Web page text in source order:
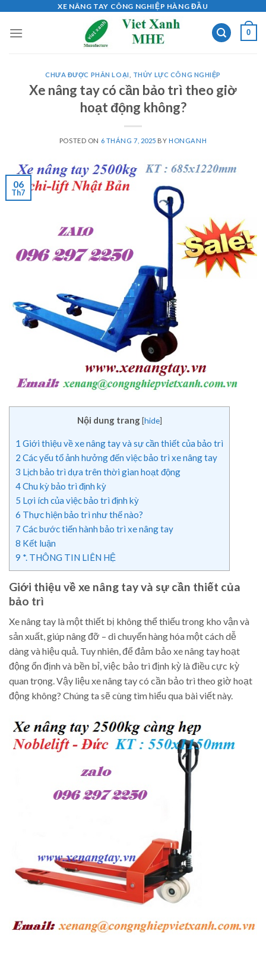
content
XE NÂNG TAY CÔNG NGHIỆP HÀNG ĐẦU
0
CHƯA ĐƯỢC PHÂN LOẠI THỦY LỰC CÔNG NGHIỆP
Xe nâng tay có cần bảo trì theo giờ
hoạt động không?
POSTED ON 6 THÁNG 7, 2025 BYHONGANH
06
Th7
Nội dung trang [hide]
1 Giới thiệu về xe nâng tay và sự cần thiết của bảo trì
2 Các yếu tố ảnh hưởng đến việc bảo trì xe nâng tay
3 Lịch bảo trì dựa trên thời gian hoạt động
4Chu kỳ bảo trì định kỳ
5 Lợi ích của việc bảo trì định kỳ
6 Thực hiện bảo trì như thế nào?
7 Các bước tiến hành bảo trì xe nâng tay
8 Kết luận
9 *. THÔNG TIN LIÊN HỆ
Giới thiệu về xe nâng tay và sự cần thiết của
bảo trì
Xe nâng tay là một thiết bị không thể thiếu trong kho vận và
sản xuất, giúp nâng đỡ – di chuyển hàng hóa một cách dễ
dàng và hiệu quả. Tuy nhiên, để đảm bảo xe nâng tay hoạt
động ổn định và bền bỉ, việc bảo trì định kỳ là điều cực kỳ
quan trọng. Vậy liệu xe nâng tay có cần bảo trì theo giờ hoạt
động không? Chúng ta sẽ cùng tìm hiểu qua bài viết này.